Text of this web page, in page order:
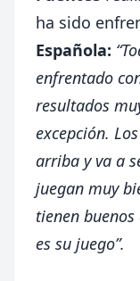
ha sido
Española:
enfrentado
resultados
excepción.
arriba y va a
juegan muy
tienen
es su juego”.